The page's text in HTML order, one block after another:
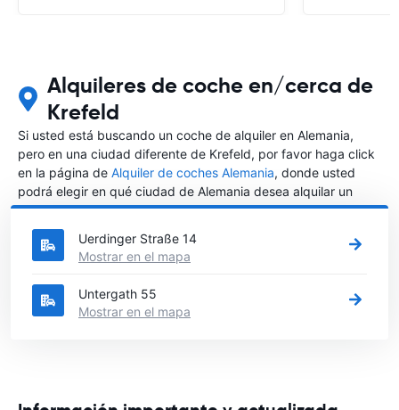
Alquileres de coche en/cerca de
Krefeld
Si usted está buscando un coche de alquiler en Alemania,
pero en una ciudad diferente de Krefeld, por favor haga click
en la página de Alquiler de coches Alemania, donde usted
podrá elegir en qué ciudad de Alemania desea alquilar un
coche.
Uerdinger Straße 14
Mostrar en el mapa
Untergath 55
Mostrar en el mapa